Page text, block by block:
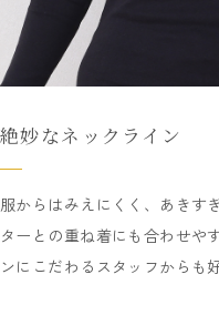
絶妙なネックライン
服からはみえにくく、あきす
ターとの重ね着にも合わせや
ンにこだわるスタッフからも